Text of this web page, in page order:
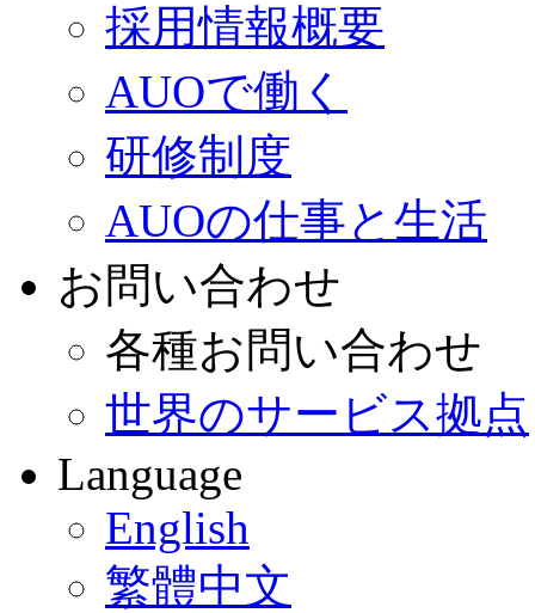
採用情報概要
AUOで働く
研修制度
AUOの仕事と生活
お問い合わせ
各種お問い合わせ
世界のサービス拠点
Language
English
繁體中文